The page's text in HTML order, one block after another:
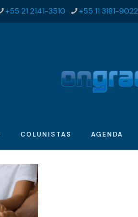
+55 21 2141-3510 +55 11 3181-9022
COLUNISTAS AGENDA